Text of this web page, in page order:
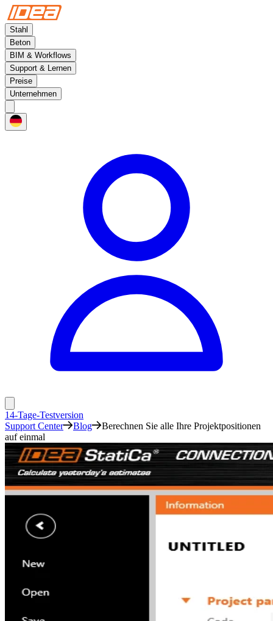
Stahl
Beton
BIM & Workflows
Support & Lernen
Preise
Unternehmen
14-Tage-Testversion
Support Center
Blog
Berechnen Sie alle Ihre Projektpositionen
auf einmal